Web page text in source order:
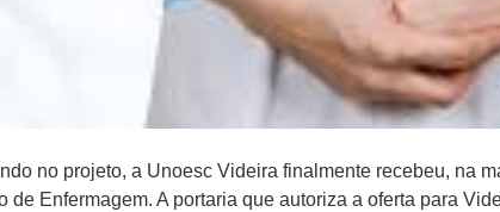
no projeto, a Unoesc Videira finalmente recebeu, na
de Enfermagem. A portaria que autoriza a oferta para